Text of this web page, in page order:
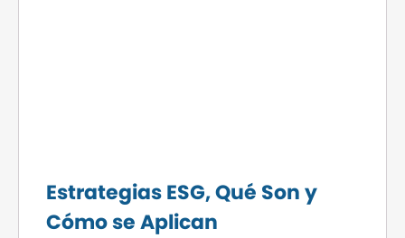
Estrategias ESG, Qué Son y
Cómo se Aplican